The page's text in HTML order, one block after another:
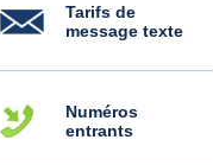
Tarifs de
message texte
Numéros
entrants